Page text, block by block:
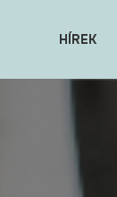
HÍREK